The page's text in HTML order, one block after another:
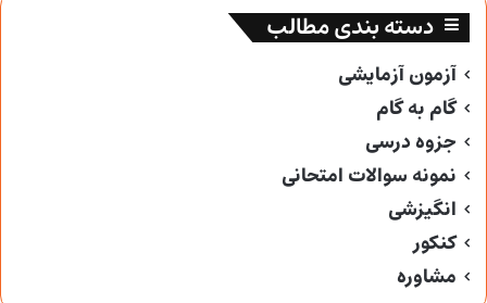
دسته بندی مطالب
آزمون آزمایشی
گام به گام
جزوه درسی
نمونه سوالات امتحانی
انگیزشی
کنکور
مشاوره